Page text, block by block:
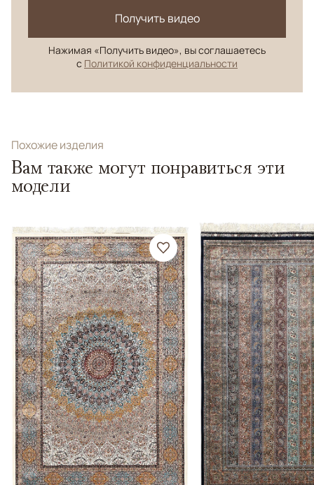
Получить видео
Нажимая «Получить видео», вы соглашаетесь
с Политикой конфиденциальности
Похожие изделия
Вам также могут понравиться эти
модели